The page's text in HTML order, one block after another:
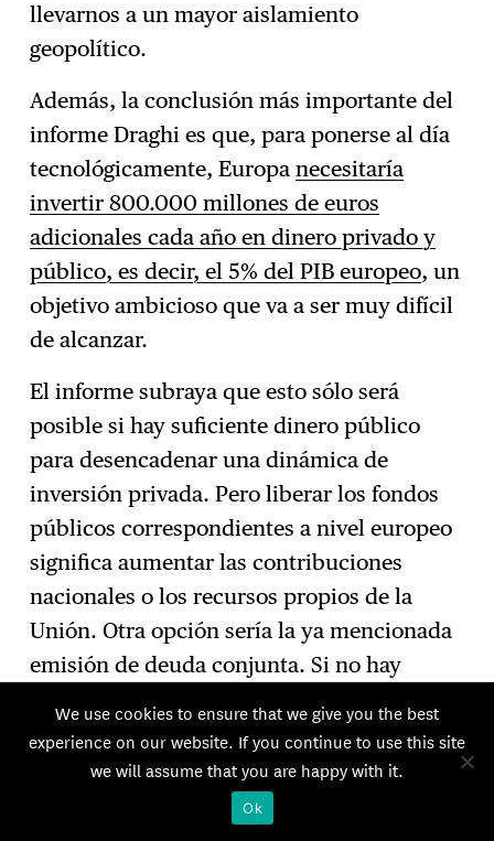
llevarnos a un mayor aislamiento
geopolítico.
Además, la conclusión más importante del
informe Draghi es que, para ponerse al día
tecnológicamente, Europanecesitaría
invertir 800.000 millones de euros
adicionales cada año en dinero privado y
público, es decir, el 5% del PIB europeo, un
objetivo ambicioso que va a ser muy difícil
de alcanzar.
El informe subraya que esto sólo será
posible si hay suficiente dinero público
para desencadenar una dinámica de
inversión privada. Pero liberar los fondos
públicos correspondientes a nivel europeo
significa aumentar las contribuciones
nacionales o los recursos propios de la
Unión. Otra opción sería la ya mencionada
emisión de deuda conjunta. Si no hay
que se reorienten los fondos que ya
tenemos hacia prioridades internas en
detrimento de nuestra agenda exterior, lo
We use cookies to ensure that we give you the best
experience on our website. If you continue to use this site
we will assume that you are happy with it.
Ok